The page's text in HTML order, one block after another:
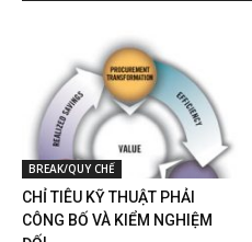
BREAK/QUY CHẾ
CHỈ TIÊU KỸ THUẬT PHẢI
CÔNG BỐ VÀ KIỂM NGHIỆM